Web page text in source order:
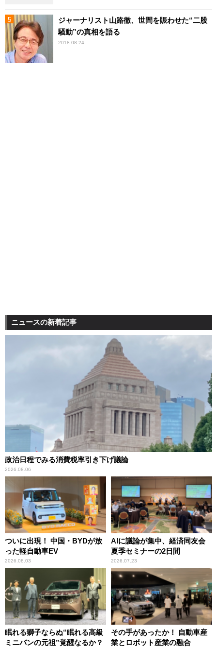
ジャーナリスト山路徹、世間を賑わせた“二股
騒動”の真相を語る
2018.08.24
ニュースの新着記事
政治日程でみる消費税率引き下げ議論
2026.08.06
ついに出現！ 中国・BYDが放
った軽自動車EV
2026.08.03
AIに議論が集中、経済同友会
夏季セミナーの2日間
2026.07.23
眠れる獅子ならぬ“眠れる高級
ミニバンの元祖”覚醒なるか？
その手があったか！ 自動車産
業とロボット産業の融合